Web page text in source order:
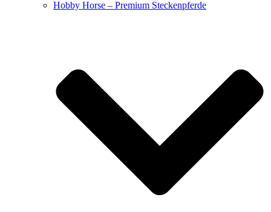
Hobby Horse – Premium Steckenpferde